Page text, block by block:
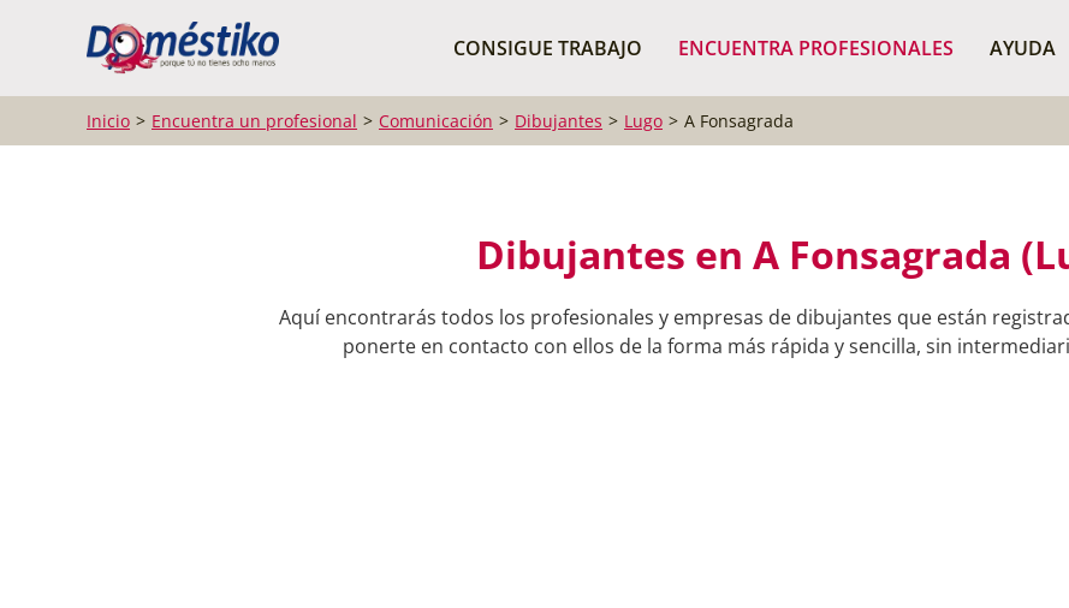
CONSIGUE TRABAJO ENCUENTRA PROFESIONALES AYUDA
BUSCAR
Inicio Encuentra un profesional Comunicación Dibujantes Lugo A Fonsagrada
Dibujantes en A Fonsagrada
Aquí encontrarás todos los profesionales y empresas de dibujantes que están
ponerte en contacto con ellos de la forma más rápida y sencilla, sin